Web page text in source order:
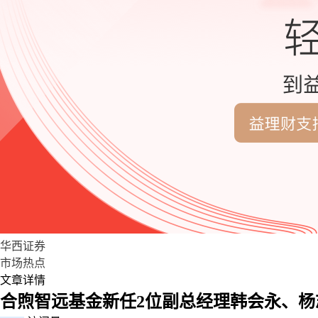
华西证券
市场热点
文章详情
合煦智远基金新任2位副总经理韩会永、